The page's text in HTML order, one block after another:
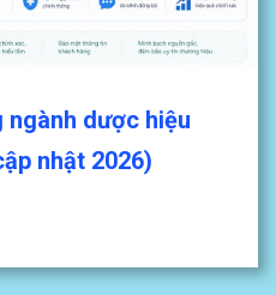
dược hiệu
nhật 2026)